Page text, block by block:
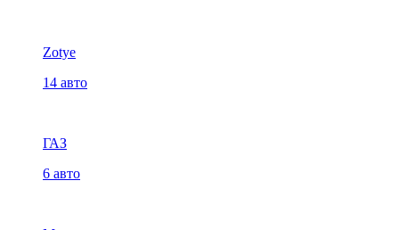
Zotye
14 авто
ГАЗ
6 авто